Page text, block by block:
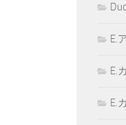
E.
E.
E.